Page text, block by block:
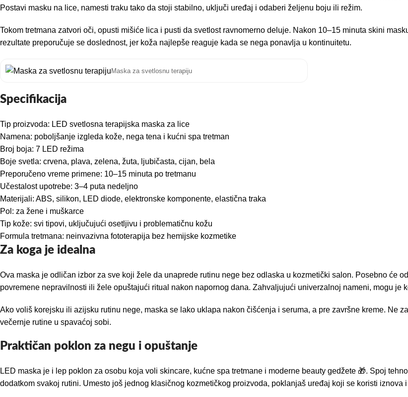
Postavi masku na lice, namesti traku tako da stoji stabilno, uključi uređaj i odaberi željenu boju ili režim.
Tokom tretmana zatvori oči, opusti mišiće lica i pusti da svetlost ravnomerno deluje. Nakon 10–15 minuta skini
rezultate preporučuje se doslednost, jer koža najlepše reaguje kada se nega ponavlja u kontinuitetu.
Maska za svetlosnu terapiju
Specifikacija
Tip proizvoda: LED svetlosna terapijska maska za lice
Namena: poboljšanje izgleda kože, nega tena i kućni spa tretman
Broj boja: 7 LED režima
Boje svetla: crvena, plava, zelena, žuta, ljubičasta, cijan, bela
Preporučeno vreme primene: 10–15 minuta po tretmanu
Učestalost upotrebe: 3–4 puta nedeljno
Materijali: ABS, silikon, LED diode, elektronske komponente, elastična traka
Pol: za žene i muškarce
Tip kože: svi tipovi, uključujući osetljivu i problematičnu kožu
Formula tretmana: neinvazivna fototerapija bez hemijske kozmetike
Za koga je idealna
Ova maska je odličan izbor za sve koji žele da unaprede rutinu nege bez odlaska u kozmetički salon. Posebno će
povremene nepravilnosti ili žele opuštajući ritual nakon napornog dana. Zahvaljujući univerzalnoj nameni, mogu je
Ako voliš korejsku ili azijsku rutinu nege, maska se lako uklapa nakon čišćenja i seruma, a pre završne kreme. Ne
večernje rutine u spavaćoj sobi.
Praktičan poklon za negu i opuštanje
LED maska je i lep poklon za osobu koja voli skincare, kućne spa tretmane i moderne beauty gedžete 🎁. Spoj
dodatkom svakoj rutini. Umesto još jednog klasičnog kozmetičkog proizvoda, poklanjaš uređaj koji se koristi iznova